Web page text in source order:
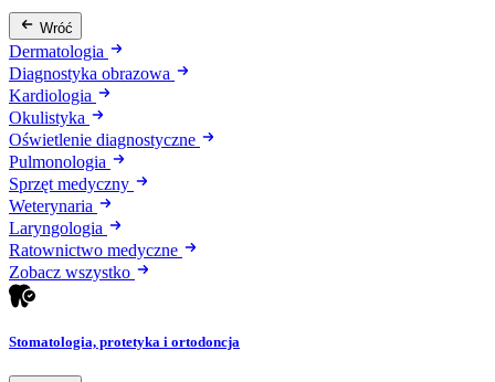
Wróć
Dermatologia
Diagnostyka obrazowa
Kardiologia
Okulistyka
Oświetlenie diagnostyczne
Pulmonologia
Sprzęt medyczny
Weterynaria
Laryngologia
Ratownictwo medyczne
Zobacz wszystko
Stomatologia, protetyka i ortodoncja